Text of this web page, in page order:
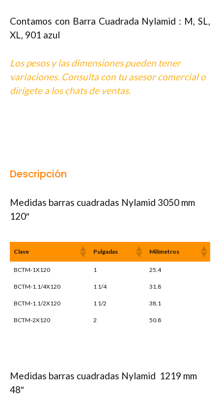
Contamos con Barra Cuadrada Nylamid : M, SL,
XL, 901 azul
Los pesos y las dimensiones pueden tener
variaciones. Consulta con tu asesor comercial o
dirígete a los chats de ventas.
Descripción
Medidas barras cuadradas Nylamid 3050 mm
120″
Clave Pulgadas Milímetros
BCTM-1X120 1 25.4
BCTM-1.1/4X120 1 1/4 31.8
BCTM-1.1/2X120 1 1/2 38.1
BCTM-2X120 2 50.8
Medidas barras cuadradas Nylamid 1219 mm
48″